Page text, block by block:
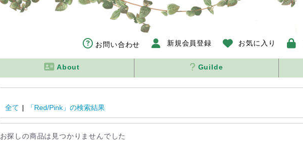
お問い合わせ 新規会員登録 お気に入り
About Guilde
全て | 「Red/Pink」の検索結果
お探しの商品は見つかりませんでした